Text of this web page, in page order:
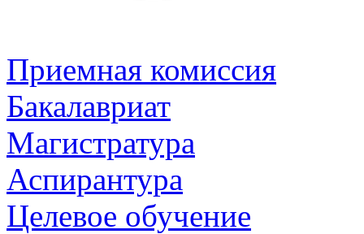
Приемная комиссия
Бакалавриат
Магистратура
Аспирантура
Целевое обучение